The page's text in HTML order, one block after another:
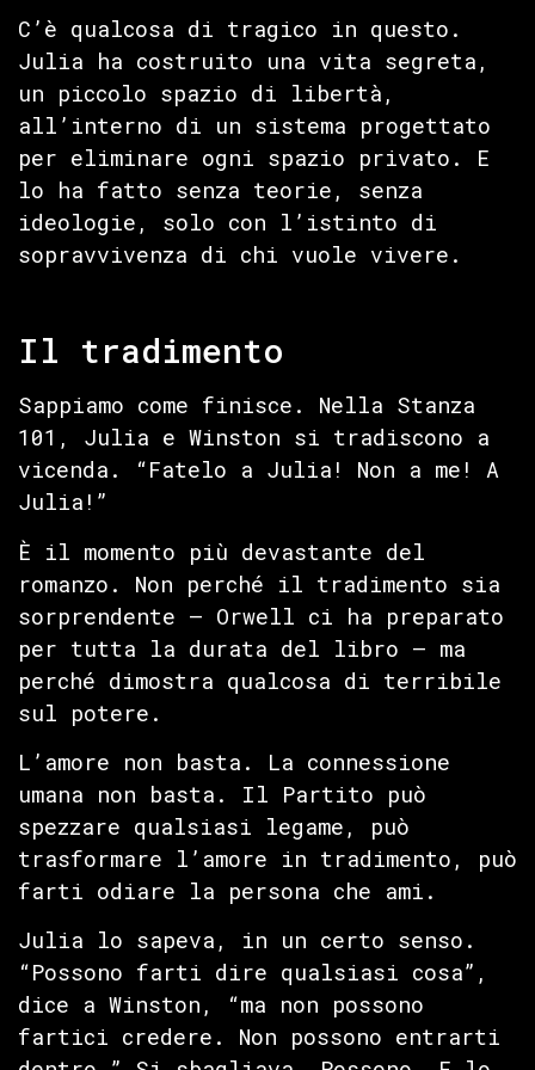
C’è qualcosa di tragico in questo.
Julia ha costruito una vita segreta,
un piccolo spazio di libertà,
all’interno di un sistema progettato
per eliminare ogni spazio privato. E
lo ha fatto senza teorie, senza
ideologie, solo con l’istinto di
sopravvivenza di chi vuole vivere.
Il tradimento
Sappiamo come finisce. Nella Stanza
101, Julia e Winston si tradiscono a
vicenda. “Fatelo a Julia! Non a me! A
Julia!”
È il momento più devastante del
romanzo. Non perché il tradimento sia
sorprendente — Orwell ci ha preparato
per tutta la durata del libro — ma
perché dimostra qualcosa di terribile
sul potere.
L’amore non basta. La connessione
umana non basta. Il Partito può
spezzare qualsiasi legame, può
trasformare l’amore in tradimento, può
farti odiare la persona che ami.
Julia lo sapeva, in un certo senso.
“Possono farti dire qualsiasi cosa”,
dice a Winston, “ma non possono
fartici credere. Non possono entrarti